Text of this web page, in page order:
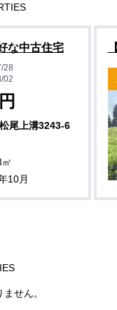
な中古住宅
28
02
尾上溝3243-6
10月
せん。